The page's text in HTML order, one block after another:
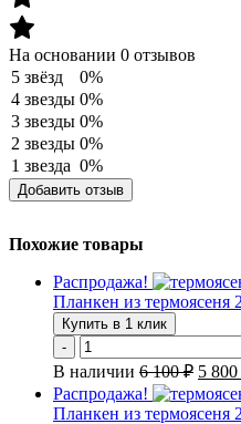
На основании 0 отзывов
5 звёзд
0%
4 звезды 0%
3 звезды 0%
2 звезды 0%
1 звезда 0%
Добавить отзыв
Похожие товары
Распродажа!
Планкен из термоясеня
Купить в 1 клик
-
В наличии 6 100₽ 5 800
Распродажа!
Планкен из термоясеня